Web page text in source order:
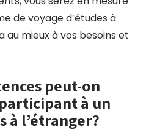
de voyage d’études à
au mieux à vos besoins et
peut-on
à un
à l’étranger?